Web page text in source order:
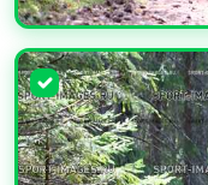
УВЕЛИЧИТЬ